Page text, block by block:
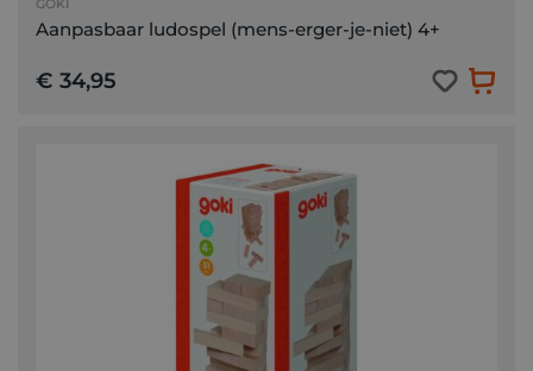
GOKI
Aanpasbaar ludospel (mens-erger-je-niet) 4+
€ 34,95